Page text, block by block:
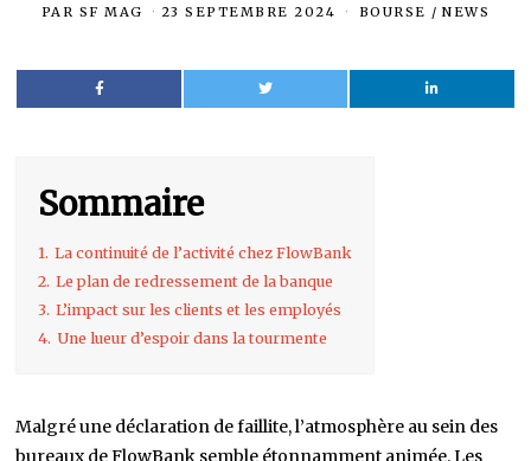
PAR SF MAG 23 SEPTEMBRE 2024 BOURSE / NEWS
Sommaire
1. La continuité de l’activité chez FlowBank
2. Le plan de redressement de la banque
3. L’impact sur les clients et les employés
4. Une lueur d’espoir dans la tourmente
Malgré une déclaration de faillite, l’atmosphère au sein des
bureaux de FlowBank semble étonnamment animée. Les